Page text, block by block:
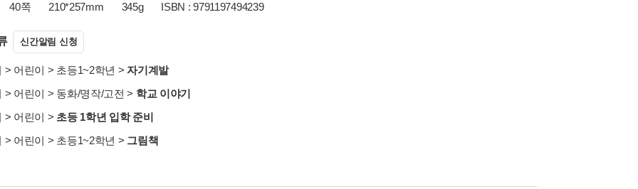
40쪽 210*257mm 345g ISBN : 9791197494239
신간알림 신청
> 어린이 > 초등1~2학년 >자기계발
> 어린이 > 동화/명작/고전 > 학교 이야기
> 어린이 > 초등 1학년 입학 준비
> 어린이 > 초등1~2학년 > 그림책